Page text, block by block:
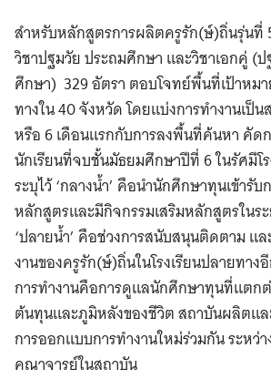
สำหรับหลักสูตรการผลิตครูรัก(ษ์)ถิ่นรุ่นที่
วิชาปฐมวัย ประถมศึกษา และวิชาเอกคู่ (
ศึกษา) 329 อัตรา ตอบโจทย์พื้นที่เป้าหมา
ทางใน 40 จังหวัด โดยแบ่งการทำงานเป็น
หรือ 6 เดือนแรกกับการลงพื้นที่ค้นหา คัด
นักเรียนที่จบชั้นมัธยมศึกษาปีที่ 6 ในรัศมีโ
ระบุไว้ ‘กลางน้ำ’ คือนำนักศึกษาทุนเข้ารั
หลักสูตรและมีกิจกรรมเสริมหลักสูตรในระ
‘ปลายน้ำ’ คือช่วงการสนับสนุนติดตาม แ
งานของครูรัก(ษ์)ถิ่นในโรงเรียนปลายทาง
การทำงานคือการดูแลนักศึกษาทุนที่แตก
ต้นทุนและภูมิหลังของชีวิต สถาบันผลิตแ
การออกแบบการทำงานใหม่ร่วมกัน ระหว่
คณาจารย์ในสถาบัน